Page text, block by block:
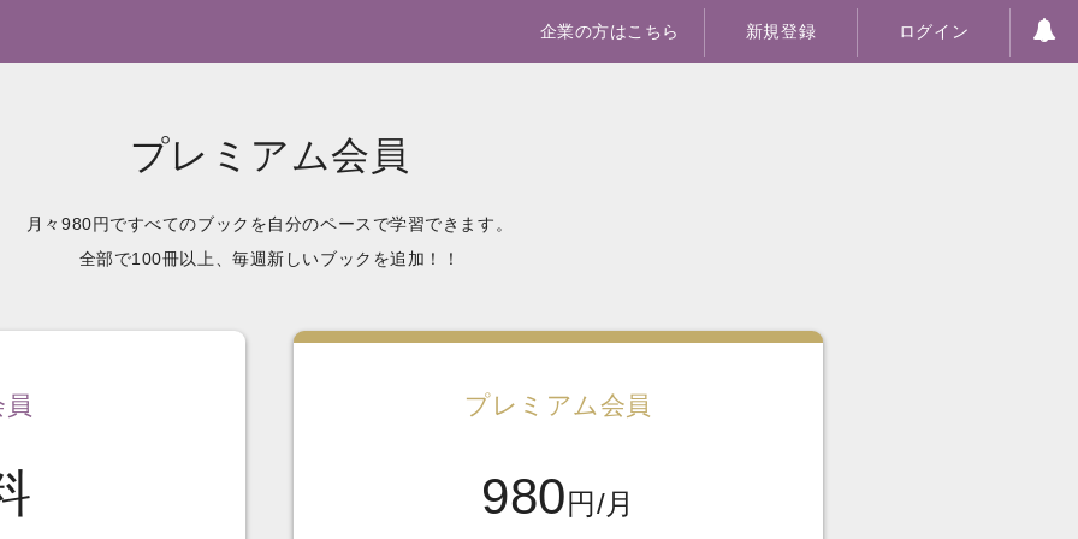
企業の方はこちら 新規登録 ログイン
プレミアム会員
月々980円ですべてのブックを自分のペースで学習できます。
全部で100冊以上、毎週新しいブックを追加！！
プレミアム会員
980 円/月